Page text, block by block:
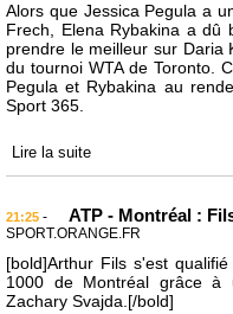
Alors que Jessica Pegula a
Frech, Elena Rybakina a dû
prendre le meilleur sur Daria
du tournoi WTA de Toronto.
Pegula et Rybakina au
Sport 365.
Lire la suite
21:25 - ATP - Montréal :
SPORT.ORANGE.FR
[bold]Arthur Fils s'est
1000 de Montréal grâce à
Zachary Svajda.[/bold]